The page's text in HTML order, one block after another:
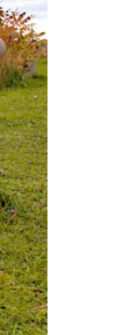
swipen.